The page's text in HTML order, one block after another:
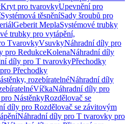
Kryt pro tvarovkyUpevnění pro
Systémová těsněníSady šroubů pro
Geberit MeplaSystémové trubky
trubky pro vytápění,
TvarovkyVsuvkyNáhradní díly pro
pro RedukceKolenaNáhradní díly
díly pro T tvarovkyPřechodky
Přechodky
rozebíratelnéNáhradní díly
VíčkaNáhradní díly pro
NástěnkyRozdělovač se
díly pro Rozdělovač se závitovým
Náhradní díly pro T tvarovky pro